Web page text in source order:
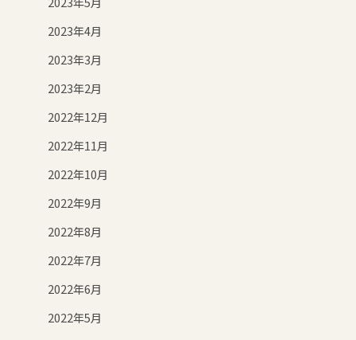
2023年4月
2023年3月
2023年2月
2022年12月
2022年11月
2022年10月
2022年9月
2022年8月
2022年7月
2022年6月
2022年5月